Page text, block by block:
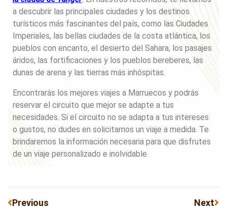
a descubrir las principales ciudades y los destinos
turísticos más fascinantes del país, como las Ciudades
Imperiales, las bellas ciudades de la costa atlántica, los
pueblos con encanto, el desierto del Sahara, los pasajes
áridos, las fortificaciones y los pueblos bereberes, las
dunas de arena y las tierras más inhóspitas.
Encontrarás los mejores viajes a Marruecos y podrás
reservar el circuito que mejor se adapte a tus
necesidades. Si el circuito no se adapta a tus intereses
o gustos, no dudes en solicitarnos un viaje a medida. Te
brindaremos la información necesaria para que disfrutes
de un viaje personalizado e inolvidable.
Previous Next